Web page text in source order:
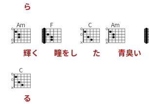
ら
Am
輝く
F
瞳をし
C
た
Am
青臭い
C
る